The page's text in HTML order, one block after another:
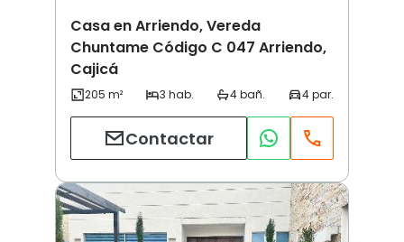
Casa en Arriendo, Vereda
Chuntame Código C 047 Arriendo,
Cajicá
Contactar